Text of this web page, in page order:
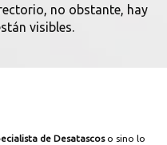
no obstante, hay
visibles.
de Desatascos o sino lo